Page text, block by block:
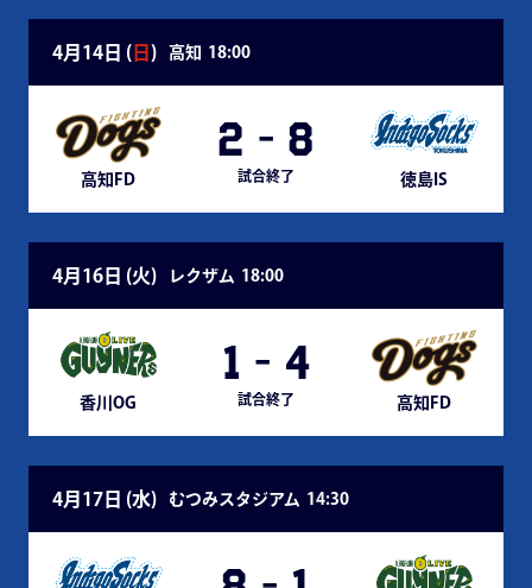
4月14日 ( 日 ) 高知 18:00
高知FD
2 - 8
試合終了 徳島IS
4月16日 (火) レクザム 18:00
香川OG
1 - 4
試合終了 高知FD
4月17日 (水) むつみスタジアム 14:30